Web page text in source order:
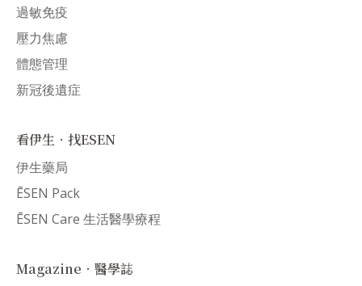
過敏免疫
壓力焦慮
體態管理
新冠後遺症
看伊生．找ESEN
伊生藥局
ĒSEN Pack
ĒSEN Care 生活醫學療程
Magazine．醫學誌